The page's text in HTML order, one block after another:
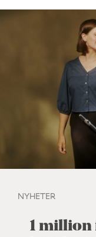
NYHETER
1 million